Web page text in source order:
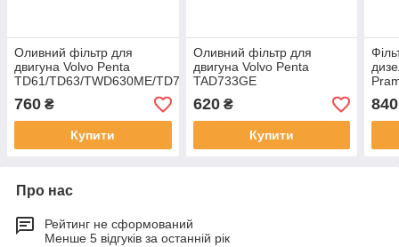
Оливний фільтр для
двигуна Volvo Penta
TD61/TD63/TWD630ME/TD71
760 ₴
Купити
Оливний фільтр для
двигуна Volvo Penta
TAD733GE
620₴
Купити
840
Про нас
Рейтинг не сформований
Менше 5 відгуків за останній рік